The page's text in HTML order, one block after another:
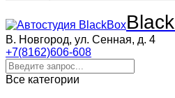
Black
В. Новгород, ул. Сенная, д. 4
+7(8162)606-608
Все категории